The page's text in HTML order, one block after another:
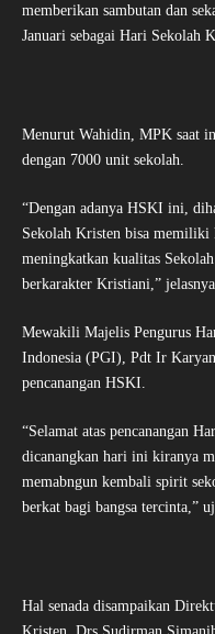
memberikan sambutan dan
Januari sebagai Hari Sekolah
Menurut Wahidin, MPK saat
dengan 7000 unit sekolah.
“Dengan adanya HSKI ini,
Sekolah Kristen bisa memiliki
meningkatkan kualitas
berkarakter Kristiani,” jelasnya.
Mewakili Majelis Pengurus
Indonesia (PGI), Pdt Ir
pencanangan HSKI.
“Selamat atas pencanangan
dicanangkan hari ini kiranya
memabngun kembali spirit
berkat bagi bangsa tercinta,”
Hal senada disampaikan